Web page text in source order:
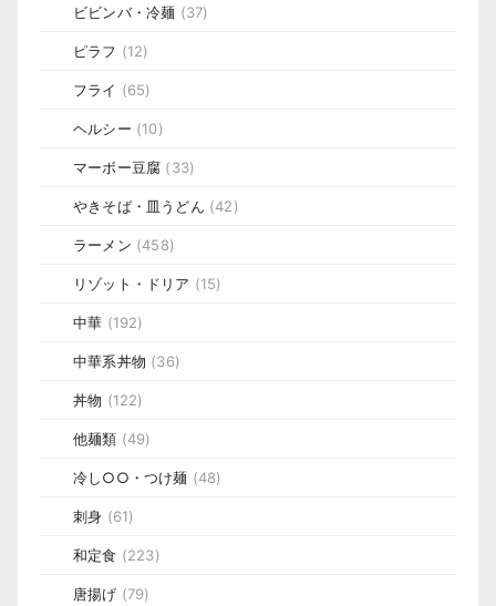
ビビンバ・冷麺 (37)
ピラフ (12)
フライ (65)
ヘルシー (10)
マーボー豆腐 (33)
やきそば・皿うどん (42)
ラーメン (458)
リゾット・ドリア (15)
中華 (192)
中華系丼物 (36)
丼物 (122)
他麺類 (49)
冷し○○・つけ麺 (48)
刺身 (61)
和定食 (223)
唐揚げ (79)